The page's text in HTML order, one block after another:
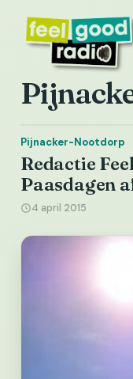
inhoud
Pijnacker-Nootdorp
Redactie
Paasdagen
4 april 2015